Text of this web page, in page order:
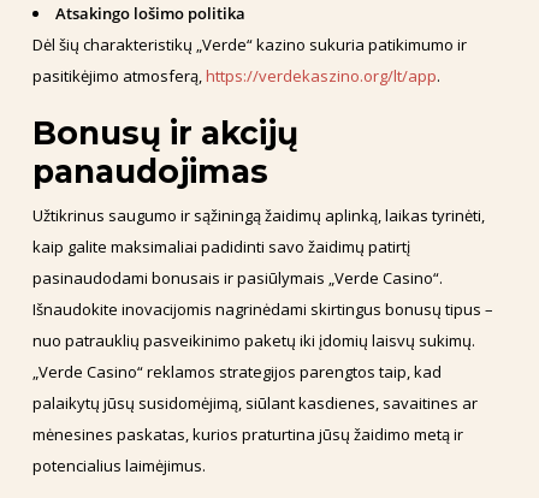
Atsakingo lošimo politika
Dėl šių charakteristikų „Verde“ kazino sukuria patikimumo ir
pasitikėjimo atmosferą, https://verdekaszino.org/lt/app.
Bonusų ir akcijų
panaudojimas
Užtikrinus saugumo ir sąžiningą žaidimų aplinką, laikas tyrinėti,
kaip galite maksimaliai padidinti savo žaidimų patirtį
pasinaudodami bonusais ir pasiūlymais „Verde Casino“.
Išnaudokite inovacijomis nagrinėdami skirtingus bonusų tipus –
nuo patrauklių pasveikinimo paketų iki įdomių laisvų sukimų.
„Verde Casino“ reklamos strategijos parengtos taip, kad
palaikytų jūsų susidomėjimą, siūlant kasdienes, savaitines ar
mėnesines paskatas, kurios praturtina jūsų žaidimo metą ir
potencialius laimėjimus.